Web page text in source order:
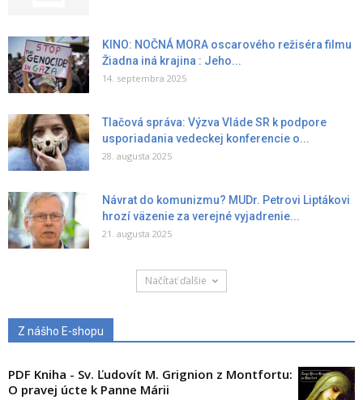
KINO: NOČNÁ MORA oscarového režiséra filmu
Žiadna iná krajina : Jeho...
14. septembra 2025
Tlačová správa: Výzva Vláde SR k podpore
usporiadania vedeckej konferencie o...
28. augusta 2025
Návrat do komunizmu? MUDr. Petrovi Liptákovi
hrozí väzenie za verejné vyjadrenie...
21. augusta 2025
Načítať ďalšie
Z nášho E-shopu
PDF Kniha - Sv. Ľudovít M. Grignion z Montfortu:
O pravej úcte k Panne Márii